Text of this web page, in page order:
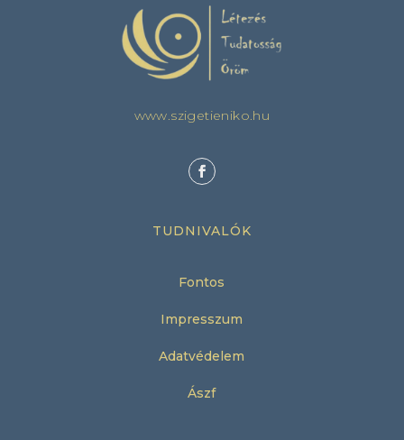
www.szigetieniko.hu
TUDNIVALÓK
Fontos
Impresszum
Adatvédelem
Ászf